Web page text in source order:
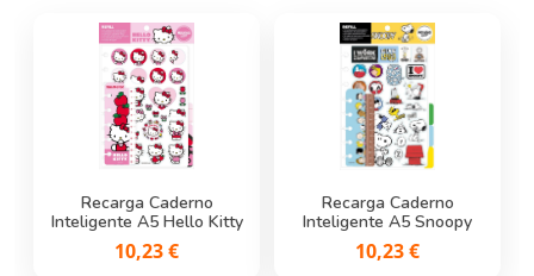
Recarga Caderno
Inteligente A5 Hello Kitty
10,23 €
Recarga Caderno
Inteligente A5 Snoopy
10,23 €
Lápis de Carvão Stitch
0,50 €
Caneta de Gel Apagável
Kitty - Erasable Pen